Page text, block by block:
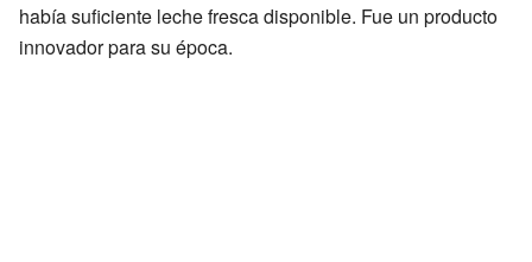
había suficiente leche fresca disponible. Fue un producto
innovador para su época.